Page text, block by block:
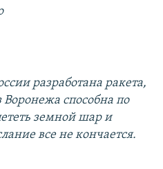
разработана ракета,
Воронежа способна по
земной шар и
все не кончается.